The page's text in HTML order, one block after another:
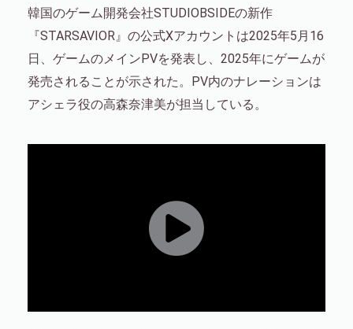
韓国のゲーム開発会社STUDIOBSIDEの新作
『STARSAVIOR』の公式Xアカウントは2025年5月16
日、ゲームのメインPVを発表し、2025年にゲームが
発売されることが示された。PV内のナレーションは
アシェラ役の高森奈津美が担当している。